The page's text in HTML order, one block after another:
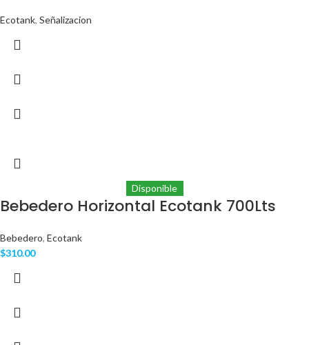
Ecotank, Señalizacion
Disponible
Bebedero Horizontal Ecotank 700Lts
Bebedero, Ecotank
$310.00